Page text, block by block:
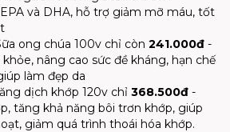
và DHA, hỗ trợ giảm mỡ máu, tốt
ong chúa 100v chỉ còn 241.000đ -
nâng cao sức đề kháng, hạn chế
làm đẹp da
dịch khớp 120v chỉ 368.500đ -
tăng khả năng bôi trơn khớp, giúp
giảm quá trình thoái hóa khớp.